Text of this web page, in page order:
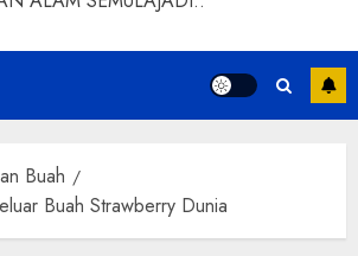
Buah
Buah Strawberry Dunia